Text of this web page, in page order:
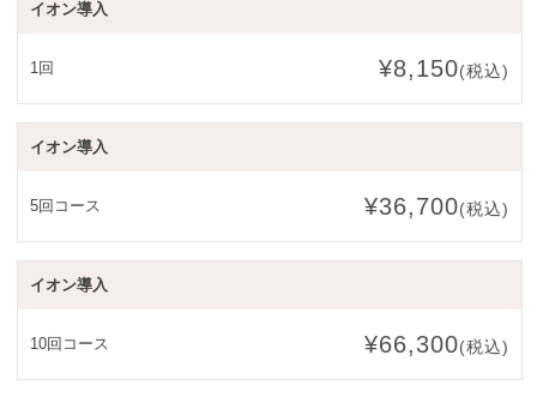
イオン導入
1回 ¥8,150(税込)
イオン導入
5回コース ¥36,700(税込)
イオン導入
10回コース ¥66,300(税込)